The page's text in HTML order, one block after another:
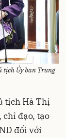
tịch Ủy ban Trung
tịch Hà Thị
chỉ đạo, tạo
đối với